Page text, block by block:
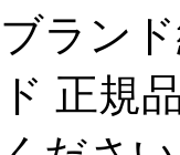
ブラン
ド 正規